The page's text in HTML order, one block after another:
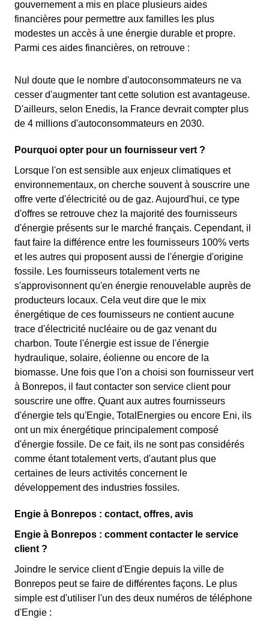
gouvernement a mis en place plusieurs aides
financières pour permettre aux familles les plus
modestes un accès à une énergie durable et propre.
Parmi ces aides financières, on retrouve :
Nul doute que le nombre d'autoconsommateurs ne va
cesser d'augmenter tant cette solution est avantageuse.
D'ailleurs, selon Enedis, la France devrait compter plus
de 4 millions d'autoconsommateurs en 2030.
Pourquoi opter pour un fournisseur vert ?
Lorsque l'on est sensible aux enjeux climatiques et
environnementaux, on cherche souvent à souscrire une
offre verte d'électricité ou de gaz. Aujourd'hui, ce type
d'offres se retrouve chez la majorité des fournisseurs
d'énergie présents sur le marché français. Cependant, il
faut faire la différence entre les fournisseurs 100% verts
et les autres qui proposent aussi de l'énergie d'origine
fossile. Les fournisseurs totalement verts ne
s'approvisonnent qu'en énergie renouvelable auprès de
producteurs locaux. Cela veut dire que le mix
énergétique de ces fournisseurs ne contient aucune
trace d'électricité nucléaire ou de gaz venant du
charbon. Toute l'énergie est issue de l'énergie
hydraulique, solaire, éolienne ou encore de la
biomasse. Une fois que l'on a choisi son fournisseur vert
à Bonrepos, il faut contacter son service client pour
souscrire une offre. Quant aux autres fournisseurs
d'énergie tels qu'Engie, TotalEnergies ou encore Eni, ils
ont un mix énergétique principalement composé
d'énergie fossile. De ce fait, ils ne sont pas considérés
comme étant totalement verts, d'autant plus que
certaines de leurs activités concernent le
développement des industries fossiles.
Engie à Bonrepos : contact, offres, avis
Engie à Bonrepos : comment contacter le service
client ?
Joindre le service client d'Engie depuis la ville de
Bonrepos peut se faire de différentes façons. Le plus
simple est d'utiliser l'un des deux numéros de téléphone
d'Engie :